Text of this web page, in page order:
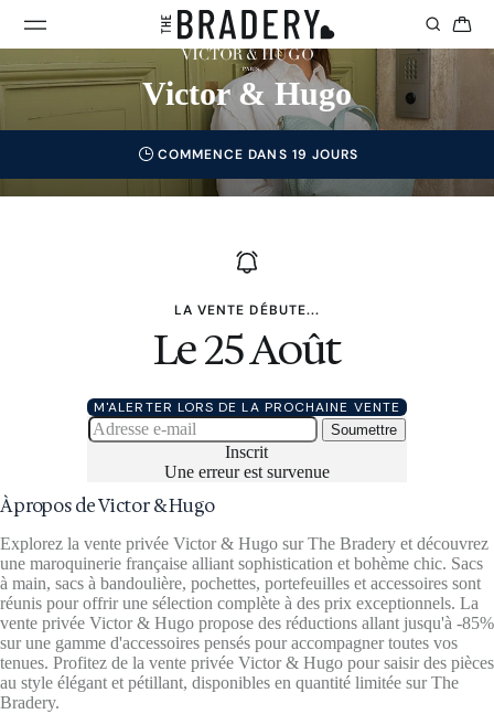
Victor & Hugo
COMMENCE DANS 19 JOURS
LA VENTE DÉBUTE...
Le 25 Août
M'ALERTER LORS DE LA PROCHAINE VENTE
Soumettre
Inscrit
Une erreur est survenue
À propos de Victor & Hugo
Explorez la vente privée Victor & Hugo sur The Bradery et découvrez
une maroquinerie française alliant sophistication et bohème chic. Sacs
à main, sacs à bandoulière, pochettes, portefeuilles et accessoires sont
réunis pour offrir une sélection complète à des prix exceptionnels. La
vente privée Victor & Hugo propose des réductions allant jusqu'à -85%
sur une gamme d'accessoires pensés pour accompagner toutes vos
tenues. Profitez de la vente privée Victor & Hugo pour saisir des pièces
au style élégant et pétillant, disponibles en quantité limitée sur The
Bradery.